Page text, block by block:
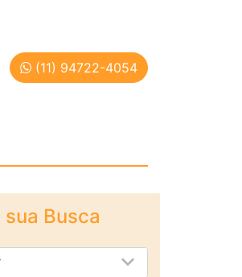
(11) 94722-4054
sua Busca